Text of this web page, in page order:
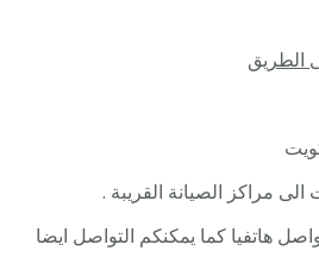
الطريق
مراكز الصيانة القريبة .
هاتفيا كما يمكنكم التواصل ايضا